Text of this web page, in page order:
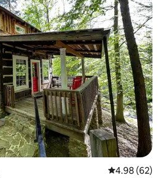
平均评分 4.98
4.98 (62)